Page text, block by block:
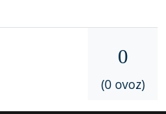
0
(0 ovoz)